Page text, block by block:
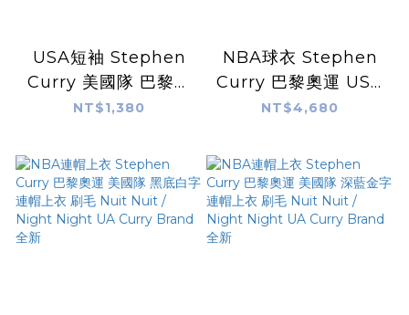
USA短袖 Stephen
Curry 美國隊 巴黎奧
運短袖 Stadium
上衣 全新
NT$1,380
NBA球衣 Stephen
Curry 巴黎奧運 USA
美國隊 白 Nike
熱轉印 全新
NT$4,680